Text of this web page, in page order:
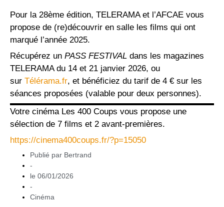
Pour la 28ème édition, TELERAMA et l’AFCAE vous
propose de (re)découvrir en salle les films qui ont
marqué l’année 2025.
Récupérez un PASS FESTIVAL dans les magazines
TELERAMA du 14 et 21 janvier 2026, ou
sur Télérama.fr, et bénéficiez du tarif de 4 € sur les
séances proposées (valable pour deux personnes).
Votre cinéma Les 400 Coups vous propose une
sélection de 7 films et 2 avant-premières.
https://cinema400coups.fr/?p=15050
Publié par Bertrand
-
le 06/01/2026
-
Cinéma